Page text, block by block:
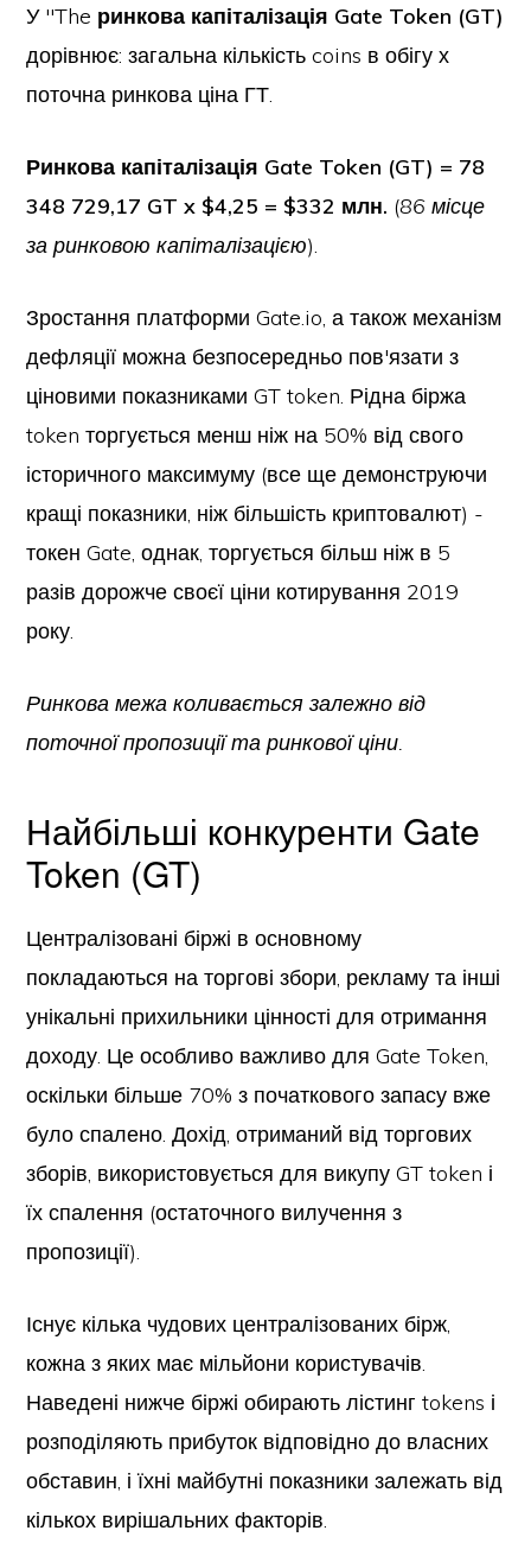
У "The ринкова капіталізація Gate Token (GT)
дорівнює: загальна кількість coins в обігу х
поточна ринкова ціна ГТ.
Ринкова капіталізація Gate Token (GT) = 78
348 729,17 GT x $4,25 = $332 млн. (86 місце
за ринковою капіталізацією).
Зростання платформи Gate.io, а також механізм
дефляції можна безпосередньо пов'язати з
ціновими показниками GT token. Рідна біржа
token торгується менш ніж на 50% від свого
історичного максимуму (все ще демонструючи
кращі показники, ніж більшість криптовалют) -
токен Gate, однак, торгується більш ніж в 5
разів дорожче своєї ціни котирування 2019
року.
Ринкова межа коливається залежно від
поточної пропозиції та ринкової ціни.
Найбільші конкуренти Gate
Token (GT)
Централізовані біржі в основному
покладаються на торгові збори, рекламу та інші
унікальні прихильники цінності для отримання
доходу. Це особливо важливо для Gate Token,
оскільки більше 70% з початкового запасу вже
було спалено. Дохід, отриманий від торгових
зборів, використовується для викупу GT token і
їх спалення (остаточного вилучення з
пропозиції).
Існує кілька чудових централізованих бірж,
кожна з яких має мільйони користувачів.
Наведені нижче біржі обирають лістинг tokens і
розподіляють прибуток відповідно до власних
обставин, і їхні майбутні показники залежать від
кількох вирішальних факторів.